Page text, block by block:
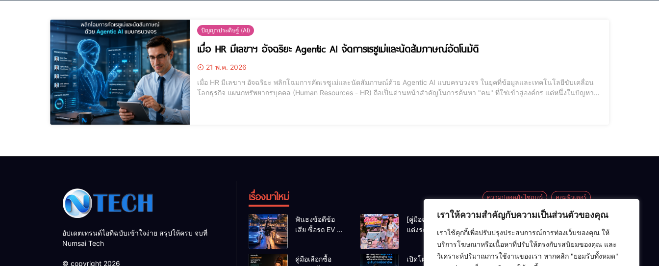
เราให้ความสำคัญกับความเป็นส่วนตัวของคุณ
เราใช้คุกกี้เพื่อปรับปรุงประสบการณ์การท่องเว็บของคุณ ให้
บริการโฆษณาหรือเนื้อหาที่ปรับให้ตรงกับรสนิยมของคุณ และ
วิเคราะห์ปริมาณการใช้งานของเรา หากคลิก "ยอมรับทั้งหมด"
ปัญญาประดิษฐ์ (AI)
เมื่อ HR มีเลขาฯ อัจฉริยะ Agentic AI จัดการเรซูเม่และนัดสัมภาษณ์อัตโนมัติ
21 พ.ค. 2026
เมื่อ HR มีเลขาฯ อัจฉริยะ พลิกโฉมการคัดเรซูเม่และนัดสัมภาษณ์ด้วย Agentic AI แบบครบวงจร ในยุคที่ข้อมูลและเทคโนโลยีขับเคลื่อน
โลกธุรกิจ แผนกทรัพยากรบุคคล (Human Resources - HR) ถือเป็นด่านหน้าสำคัญในการค้นหา "คน" ที่ใช่เข้าสู่องค์กร แต่หนึ่งในปัญหา
อัปเดตเทรนด์ไอทีฉบับเข้าใจง่าย สรุปให้ครบ จบที่
Numsai Tech
© copyright 2026
เรื่องมาใหม่
ฟันธงข้อดีข้อ
เสีย ซื้อรถ EV vs
มหา’ลัย แบบ
[คู่มือฉบับเต็ม]
แต่งรถ EV จิ๋ว
สไตล์ Y2K! งบ
หมื่น) ให้น่ารัก
คู่มือเลือกซื้อ
เปิดโผสุดยอด
ความปลอดภัยไซเบอร์ คอมพิวเตอร์
ซอฟต์แวร์ ปัญญาประดิษฐ์ (AI)
อาร์ดแวร์ เครือข่ายคอมพิวเตอร์